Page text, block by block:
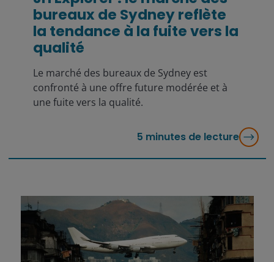
bureaux de Sydney reflète
la tendance à la fuite vers la
qualité
Le marché des bureaux de Sydney est
confronté à une offre future modérée et à
une fuite vers la qualité.
5 minutes de lecture